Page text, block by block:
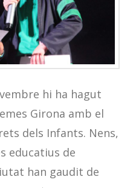
hi ha hagut
Girona amb el
dels Infants. Nens,
educatius de
han gaudit de